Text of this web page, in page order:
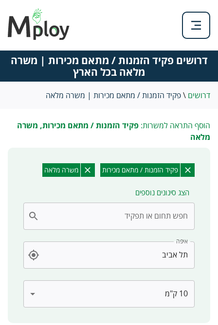
דרושים פקיד הזמנות / מתאם מכירות | משרה
מלאה בכל הארץ
דרושים \פקיד הזמנות / מתאם מכירות | משרה מלאה
הוסף התראה למשרות: פקיד הזמנות / מתאם מכירות, משרה
מלאה
פקיד הזמנות / מתאם מכירות משרה מלאה
הצג סינונים נוספים
חפש תחום או תפקיד
איפה